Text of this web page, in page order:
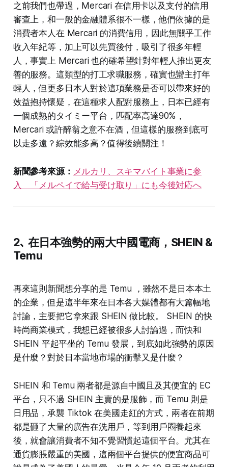
之前我們也帶過，Mercari 在信用卡以及支付的信用
審查上，和一般的金融體系很不一樣，他們依據的是
消費者本人在 Mercari 的消費信用，因此無關乎工作
收入年紀等，加上可以先買後付，吸引了很多年輕
人，事實上 Mercari 也的確希望針對年輕人推出更友
善的服務。這類型的打工求職服務，確實也蠻主打年
輕人，但更多日本人對於這項業務是否可以帶來好的
效益抱持懷疑，在這種求人配對服務上，日本已經有
一個成熟的タイミー平台，匹配率高達90%，
Mercari 或許醉翁之意不在酒，但這樣的服務到底可
以走多遠？綜效能多高？值得後續關注！
新聞參考來源： メルカリ、スキマバイト事業に参
入 「メルペイで給与受け取り」にも今後対応へ
2､ 在日本強勢的兩大中國電商，SHEIN &
Temu
再來這則新聞想分享的是 Temu ，雖然不是日本本土
的企業，但是這半年來在日本各大媒體都有大篇幅地
討論，主要把它拿來跟 SHEIN 做比較。 SHEIN 的快
時尚商業模式，我想已經被很多人討論過，而快和
SHEIN 平起平坐的 Temu 發展，到底如此強勢的原因
是什麼？對於日本當地市場的衝擊又是什麼？
SHEIN 和 Temu 兩者都是源自中國且及其便宜的 EC
平台，只不過 SHEIN 主賣的是服飾，而 Temu 則是
日用品，承襲 Tiktok 在美國走紅的方式，兩者在前期
都是砸了大量的廣告在洗用戶，等到用戶圈養起來
後，就會讓消費者不知不覺習慣起這個平台。尤其在
通貨膨脹嚴重的美國，這兩個平台提供的便宜商品可